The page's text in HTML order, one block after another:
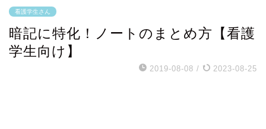
看護学生さん
暗記に特化！ノートのまとめ方【看護
学生向け】
2019-08-08 / 2023-08-25